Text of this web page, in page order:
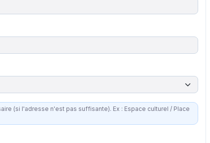
pas suffisante). Ex : Espace culturel / Place